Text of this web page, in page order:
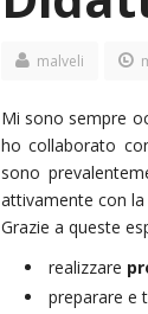
malveli
Mi sono sempre
ho collaborato
sono
attivamente con la
Grazie a queste
realizzare
preparare e